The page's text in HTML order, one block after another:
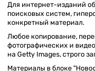
Для интернет-изданий
поисковых систем,
конкретный материал.
Любое копирование,
фотографических и
на Getty Images, строго
Материалы в блоке